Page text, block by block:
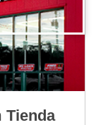
Tienda